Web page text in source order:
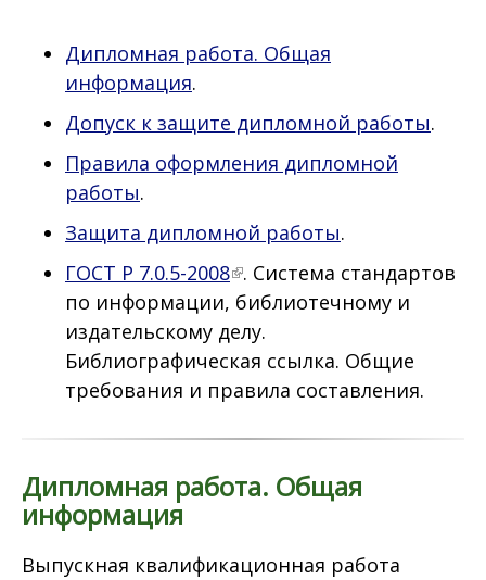
Дипломная работа. Общая
информация.
Допуск к защите дипломной работы.
Правила оформления дипломной
работы.
Защита дипломной работы.
ГОСТ Р 7.0.5-2008 . Система стандартов
по информации, библиотечному и
издательскому делу.
Библиографическая ссылка. Общие
требования и правила составления.
Дипломная работа. Общая
информация
Выпускная квалификационная работа